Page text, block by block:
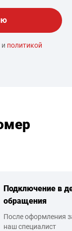
и политикой
Подключение в
обращения
После оформления
наш специалист